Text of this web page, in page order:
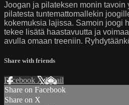
Joogan ja pilateksen monin tavoin
pilatesta tuntemattomallekin
kokemuksia lajissa. Samoin joogi
tekee lisätä haastavuutta ja
avulla omaan treeniin.
Share with friends
Facebook XEmail
Share on Facebook
Share on X